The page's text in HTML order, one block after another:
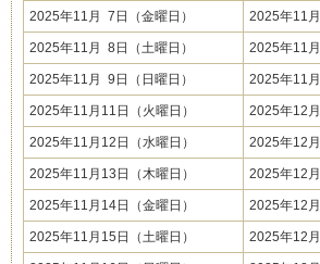
2025年11月 7日（金曜日） 2025年11
2025年11月 8日（土曜日） 2025年11
2025年11月 9日（日曜日） 2025年11
2025年11月11日（火曜日） 2025年12
2025年11月12日（水曜日） 2025年12
2025年11月13日（木曜日） 2025年12
2025年11月14日（金曜日） 2025年12
2025年11月15日（土曜日） 2025年12